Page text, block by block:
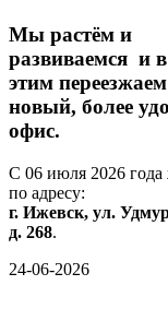
Мы растём и
развиваемся и в
этим переезжаем
новый, более
офис.
С 06 июля 2026 года
по адресу:
г. Ижевск, ул.
д. 268.
24-06-2026